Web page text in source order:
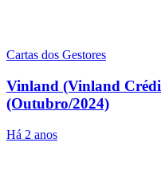
Cartas dos Gestores
Vinland (Vinland
(Outubro/2024)
Há 2 anos